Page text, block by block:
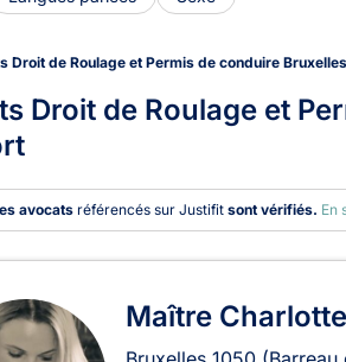
Droit de Roulage et Permis de conduire Bruxelles
Droit de Roulage et
avocats référencés sur Justifit sont vérifiés. En
en Droit de
Maître Charlotte